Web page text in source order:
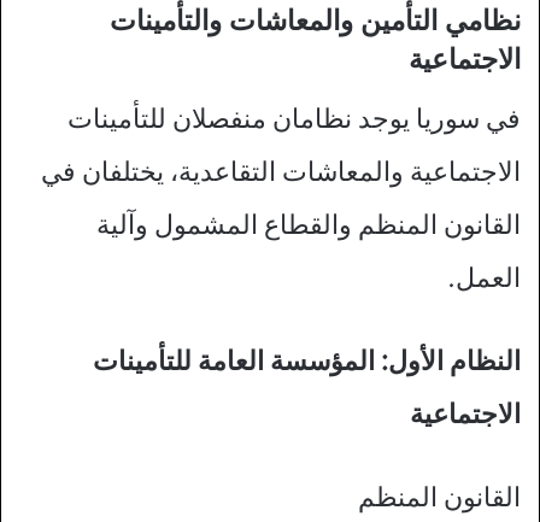
نظامي التأمين والمعاشات والتأمينات
الاجتماعية
في سوريا يوجد نظامان منفصلان للتأمينات
الاجتماعية والمعاشات التقاعدية، يختلفان في
القانون المنظم والقطاع المشمول وآلية
العمل.
النظام الأول: المؤسسة العامة للتأمينات
الاجتماعية
القانون المنظم